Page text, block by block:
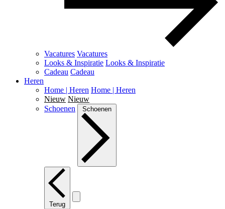
Vacatures Vacatures
Looks & Inspiratie Looks & Inspiratie
Cadeau Cadeau
Heren
Home | Heren Home | Heren
Nieuw Nieuw
Schoenen
Schoenen
Terug